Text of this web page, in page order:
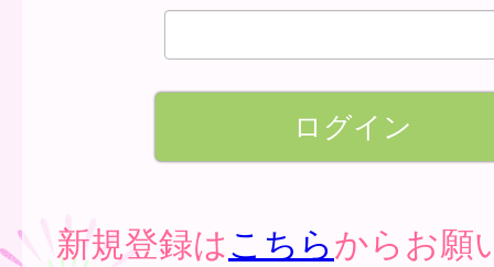
新規登録はこちらからお願